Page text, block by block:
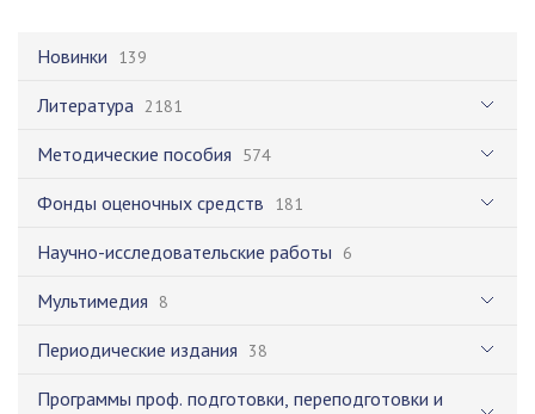
Новинки 139
Литература 2181
Методические пособия 574
Фонды оценочных средств 181
Научно-исследовательские работы 6
Мультимедия 8
Периодические издания 38
Программы проф. подготовки, переподготовки и